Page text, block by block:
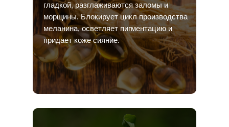
гладкой, разглаживаются заломы и
морщины. Блокирует цикл производства
меланина, осветляет пигментацию и
придает коже сияние.